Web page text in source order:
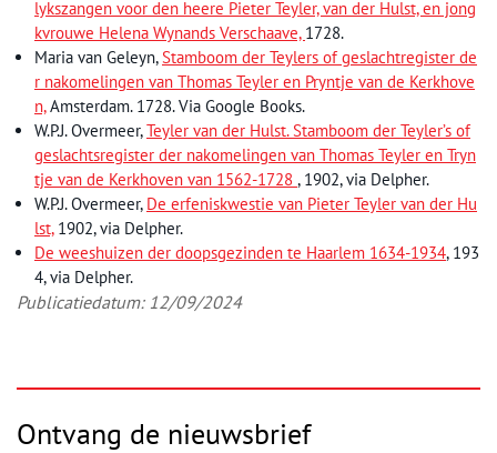
lykszangen voor den heere Pieter Teyler, van der Hulst, en jong
kvrouwe Helena Wynands Verschaave, 1728.
Maria van Geleyn,Stamboom der Teylers of geslachtregister de
r nakomelingen van Thomas Teyler en Pryntje van de Kerkhove
n,Amsterdam. 1728. Via Google Books.
W.P.J. Overmeer,Teyler van der Hulst. Stamboom der Teyler’s of
geslachtsregister der nakomelingen van Thomas Teyler en Tryn
tje van de Kerkhoven van 1562-1728 , 1902, via Delpher.
W.P.J. Overmeer, De erfeniskwestie van Pieter Teyler van der Hu
lst,1902, via Delpher.
De weeshuizen der doopsgezinden te Haarlem 1634-1934, 193
4, via Delpher.
Publicatiedatum: 12/09/2024
Ontvang de nieuwsbrief